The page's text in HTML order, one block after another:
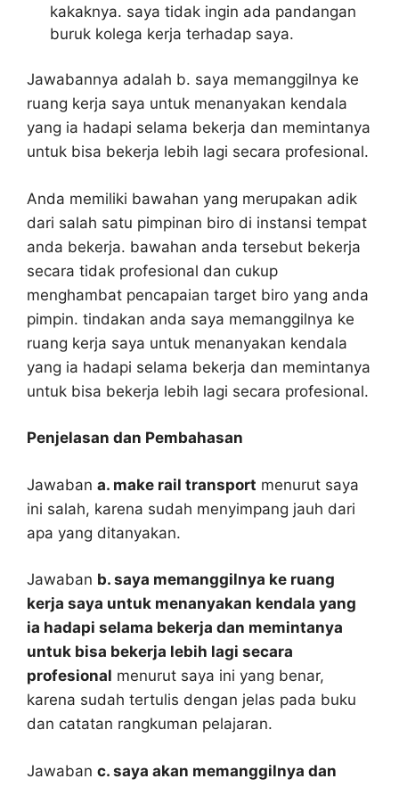
kakaknya. saya tidak ingin ada pandangan
buruk kolega kerja terhadap saya.
Jawabannya adalah b. saya memanggilnya ke
ruang kerja saya untuk menanyakan kendala
yang ia hadapi selama bekerja dan memintanya
untuk bisa bekerja lebih lagi secara profesional.
Anda memiliki bawahan yang merupakan adik
dari salah satu pimpinan biro di instansi tempat
anda bekerja. bawahan anda tersebut bekerja
secara tidak profesional dan cukup
menghambat pencapaian target biro yang anda
pimpin. tindakan anda saya memanggilnya ke
ruang kerja saya untuk menanyakan kendala
yang ia hadapi selama bekerja dan memintanya
untuk bisa bekerja lebih lagi secara profesional.
Penjelasan dan Pembahasan
Jawaban a. make rail transport menurut saya
ini salah, karena sudah menyimpang jauh dari
apa yang ditanyakan.
Jawaban b. saya memanggilnya ke ruang
kerja saya untuk menanyakan kendala yang
ia hadapi selama bekerja dan memintanya
untuk bisa bekerja lebih lagi secara
profesional menurut saya ini yang benar,
karena sudah tertulis dengan jelas pada buku
dan catatan rangkuman pelajaran.
Jawaban c. saya akan memanggilnya dan